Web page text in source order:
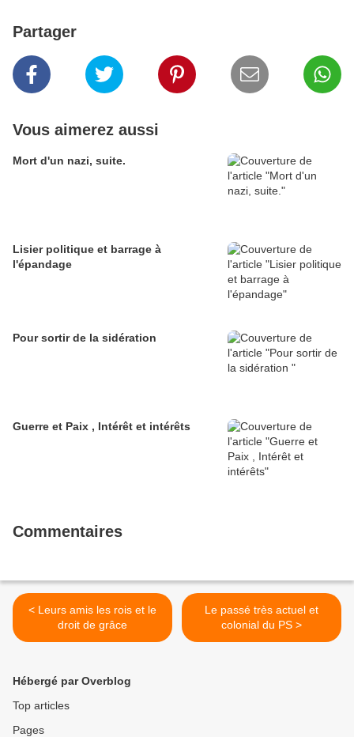
Partager
Vous aimerez aussi
Mort d'un nazi, suite.
Lisier politique et barrage à
l'épandage
Pour sortir de la sidération
Guerre et Paix , Intérêt et intérêts
Commentaires
< Leurs amis les rois et le
droit de grâce
Le passé très actuel et
colonial du PS >
Hébergé par Overblog
Top articles
Pages